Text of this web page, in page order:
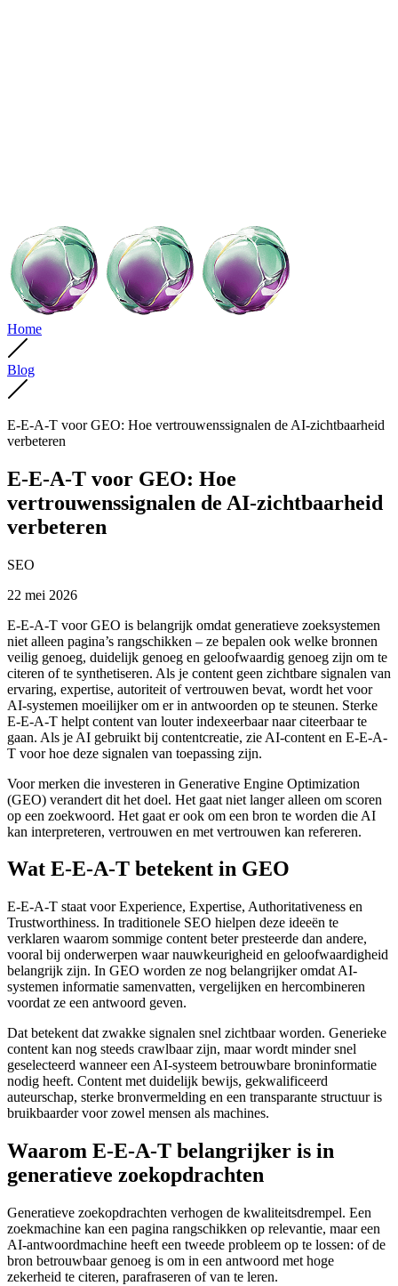
Home
Blog
E-E-A-T voor GEO: Hoe vertrouwenssignalen de AI-zichtbaarheid
verbeteren
E-E-A-T voor GEO: Hoe
vertrouwenssignalen de AI-zichtbaarheid
verbeteren
SEO
22 mei 2026
E-E-A-T voor GEO is belangrijk omdat generatieve zoeksystemen
niet alleen pagina’s rangschikken – ze bepalen ook welke bronnen
veilig genoeg, duidelijk genoeg en geloofwaardig genoeg zijn om te
citeren of te synthetiseren. Als je content geen zichtbare signalen van
ervaring, expertise, autoriteit of vertrouwen bevat, wordt het voor
AI-systemen moeilijker om er in antwoorden op te steunen. Sterke
E-E-A-T helpt content van louter indexeerbaar naar citeerbaar te
gaan. Als je AI gebruikt bij contentcreatie, zie AI-content en E-E-A-
T voor hoe deze signalen van toepassing zijn.
Voor merken die investeren in Generative Engine Optimization
(GEO) verandert dit het doel. Het gaat niet langer alleen om scoren
op een zoekwoord. Het gaat er ook om een bron te worden die AI
kan interpreteren, vertrouwen en met vertrouwen kan refereren.
Wat E-E-A-T betekent in GEO
E-E-A-T staat voor Experience, Expertise, Authoritativeness en
Trustworthiness. In traditionele SEO hielpen deze ideeën te
verklaren waarom sommige content beter presteerde dan andere,
vooral bij onderwerpen waar nauwkeurigheid en geloofwaardigheid
belangrijk zijn. In GEO worden ze nog belangrijker omdat AI-
systemen informatie samenvatten, vergelijken en hercombineren
voordat ze een antwoord geven.
Dat betekent dat zwakke signalen snel zichtbaar worden. Generieke
content kan nog steeds crawlbaar zijn, maar wordt minder snel
geselecteerd wanneer een AI-systeem betrouwbare broninformatie
nodig heeft. Content met duidelijk bewijs, gekwalificeerd
auteurschap, sterke bronvermelding en een transparante structuur is
bruikbaarder voor zowel mensen als machines.
Waarom E-E-A-T belangrijker is in
generatieve zoekopdrachten
Generatieve zoekopdrachten verhogen de kwaliteitsdrempel. Een
zoekmachine kan een pagina rangschikken op relevantie, maar een
AI-antwoordmachine heeft een tweede probleem op te lossen: of de
bron betrouwbaar genoeg is om in een antwoord met hoge
zekerheid te citeren, parafraseren of van te leren.